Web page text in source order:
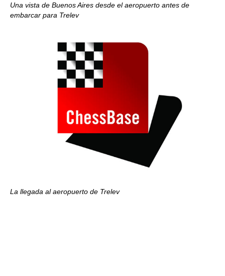
Una vista de Buenos Aires desde el aeropuerto antes de
embarcar para Trelev
La llegada al aeropuerto de Trelev